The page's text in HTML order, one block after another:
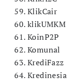
KlikCair
klikUMKM
KoinP2P
Komunal
KrediFazz
Kredinesia